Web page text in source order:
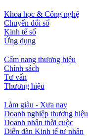
Khoa học & Công nghệ
Chuyển đổi số
Kinh tế số
Ứng dụng
Cẩm nang thương hiệu
Chính sách
Tư vấn
Thương hiệu
Làm giàu - Xưa nay
Doanh nghiệp thương hiệu
Doanh nhân thời cuộc
Diễn đàn Kinh tế tư nhân